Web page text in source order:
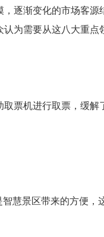
逐渐变化的市场客
为需要从这八大重点
票机进行取票，缓
慧景区带来的方便，